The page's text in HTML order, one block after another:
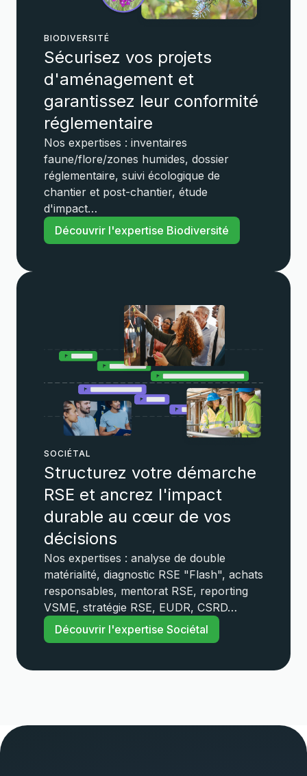
BIODIVERSITÉ
Sécurisez vos projets
d'aménagement et
garantissez leur conformité
réglementaire
Nos expertises : inventaires
faune/flore/zones humides, dossier
réglementaire, suivi écologique de
chantier et post-chantier, étude
d'impact…
Découvrir l'expertise Biodiversité
SOCIÉTAL
Structurez votre démarche
RSE et ancrez l'impact
durable au cœur de vos
décisions
Nos expertises : analyse de double
matérialité, diagnostic RSE "Flash", achats
responsables, mentorat RSE, reporting
VSME, stratégie RSE, EUDR, CSRD…
Découvrir l'expertise Sociétal